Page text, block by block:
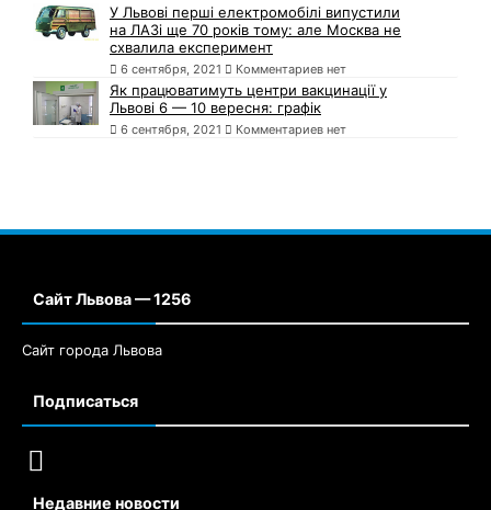
У Львові перші електромобілі випустили
на ЛАЗі ще 70 років тому: але Москва не
схвалила експеримент
6 сентября, 2021 Комментариев нет
Як працюватимуть центри вакцинації у
Львові 6 — 10 вересня: графік
6 сентября, 2021 Комментариев нет
Сайт Львова — 1256
Сайт города Львова
Подписаться
Недавние новости